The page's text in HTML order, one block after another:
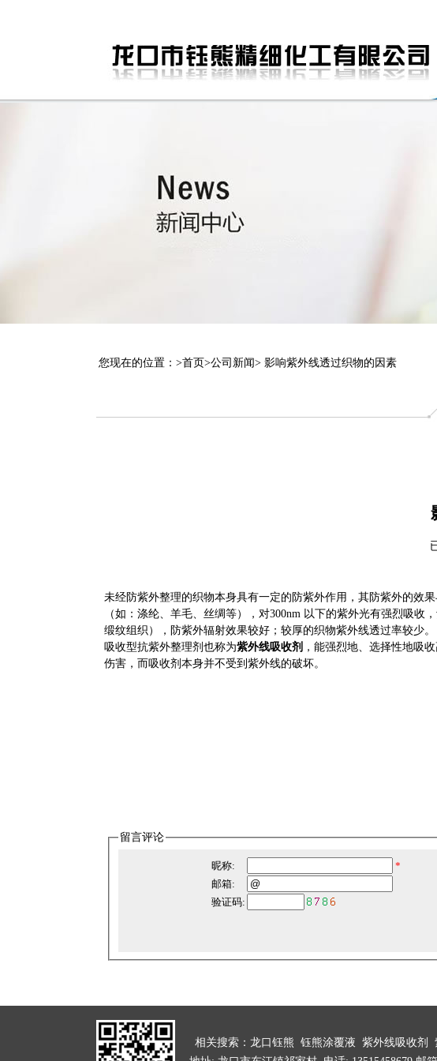
您现在的位置：>首页>公司新闻> 影响紫外线透过织物的因素
未经防紫外整理的织物本身具有一定的防紫外作用，其防紫外的效
（如：涤纶、羊毛、丝绸等），对300nm 以下的紫外光有强烈吸
缎纹组织），防紫外辐射效果较好；较厚的织物紫外线透过率较少。
吸收型抗紫外整理剂也称为紫外线吸收剂 ，能强烈地、选择性地吸
伤害，而吸收剂本身并不受到紫外线的破坏。
留言评论
相关搜索： 龙口钰熊 钰熊涂覆液 紫外线吸收剂